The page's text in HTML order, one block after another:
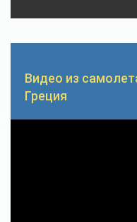
Видео из
Греция